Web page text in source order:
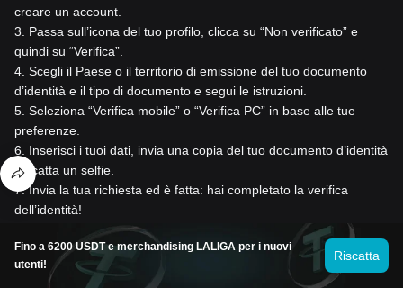
creare un account.
3
Passa sull’icona del tuo profilo, clicca su “Non verificato” e
quindi su “Verifica”.
4 Scegli il Paese o il territorio di emissione del tuo documento
d’identità e il tipo di documento e segui le istruzioni.
5 Seleziona “Verifica mobile” o “Verifica PC” in base alle tue
preferenze.
6
Inserisci i tuoi dati, invia una copia del tuo documento d’identità
e scatta un selfie.
7.Invia la tua richiesta ed è fatta: hai completato la verifica
dell’identità!
Acquista BOB (Build on
Fino a 6200 USDT e merchandising LALIGA per i nuovi
utenti!
Riscatta